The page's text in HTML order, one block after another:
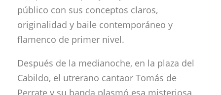
público con sus conceptos claros,
originalidad y baile contemporáneo y
flamenco de primer nivel.
Después de la medianoche, en la plaza del
Cabildo, el utrerano cantaor Tomás de
Perrate y su banda plasmó esa misteriosa